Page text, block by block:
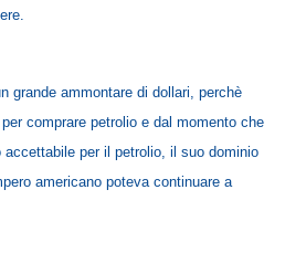
grande ammontare di dollari, perchè
comprare petrolio e dal momento che
accettabile per il petrolio, il suo dominio
americano poteva continuare a